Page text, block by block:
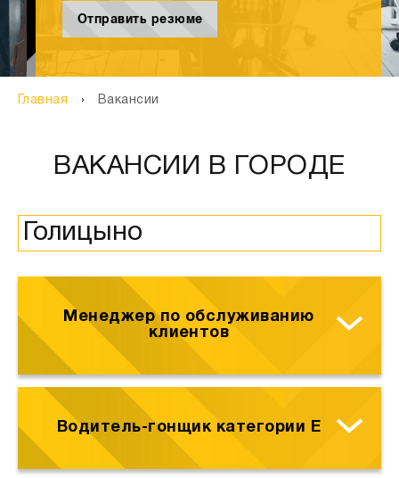
Отправить резюме
Главная Вакансии
ВАКАНСИИ В ГОРОДЕ
Менеджер по обслуживанию
клиентов
Водитель-гонщик категории Е